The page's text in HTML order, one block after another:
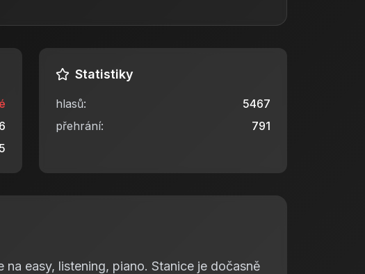
Statistiky
hlasů:
5467
přehrání: 791
easy, listening, piano. Stanice je dočasně